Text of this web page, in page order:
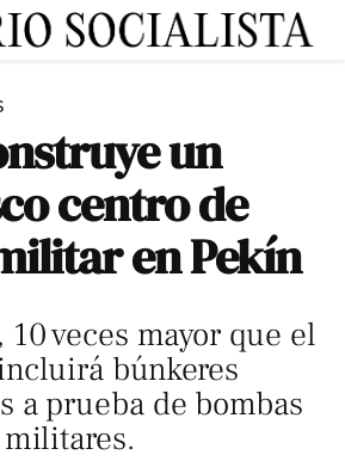
un
centro de
en Pekín
veces mayor que el
búnkeres
a prueba de bombas